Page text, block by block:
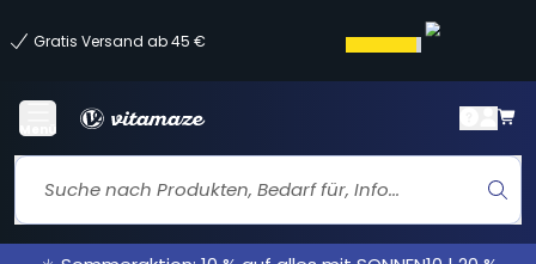
Gratis Versand ab 45 €
Menü